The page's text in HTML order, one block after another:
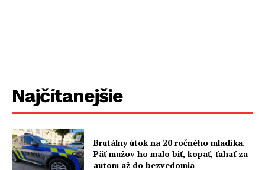
Najčítanejšie
Brutálny útok na 20 ročného mladíka.
Päť mužov ho malo biť, kopať, ťahať za
autom až do bezvedomia